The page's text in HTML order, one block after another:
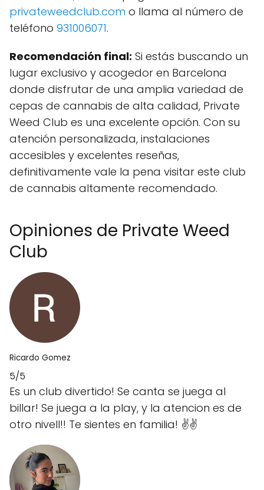
privateweedclub.com o llama al número de
teléfono 931006071.
Recomendación final: Si estás buscando un
lugar exclusivo y acogedor en Barcelona
donde disfrutar de una amplia variedad de
cepas de cannabis de alta calidad, Private
Weed Club es una excelente opción. Con su
atención personalizada, instalaciones
accesibles y excelentes reseñas,
definitivamente vale la pena visitar este club
de cannabis altamente recomendado.
Opiniones de Private Weed
Club
Ricardo Gomez
5/5
Es un club divertido! Se canta se juega al
billar! Se juega a la play, y la atencion es de
otro nivell!! Te sientes en familia! ✌️✌️